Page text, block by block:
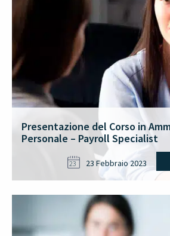
Presentazione del Corso in
Personale – Payroll Specialist
23 23 Febbraio 2023